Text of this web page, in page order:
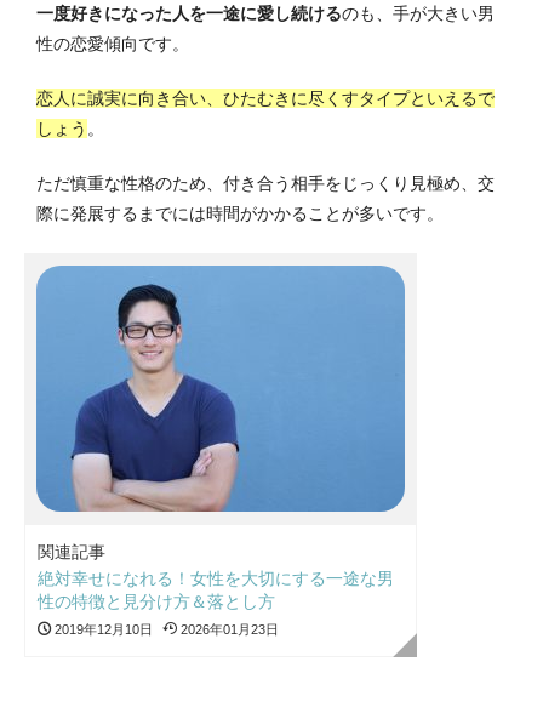
一度好きになった人を一途に愛し続けるのも、手が大きい男
性の恋愛傾向です。
恋人に誠実に向き合い、ひたむきに尽くすタイプといえるで
しょう 。
ただ慎重な性格のため、付き合う相手をじっくり見極め、交
際に発展するまでには時間がかかることが多いです。
関連記事
絶対幸せになれる！女性を大切にする一途な男
性の特徴と見分け方＆落とし方
2019年12月10日 2026年01月23日